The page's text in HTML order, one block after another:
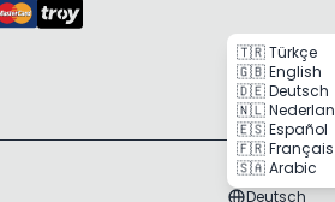
Deutsch
🇹🇷 Türkçe
🇬🇧 English
🇩🇪 Deutsch
🇳🇱
🇪🇸 Español
🇫🇷 Français
🇸🇦 Arabic